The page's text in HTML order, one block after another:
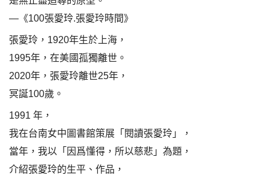
—《100張愛玲.張愛玲時間》
張愛玲，1920年生於上海，
1995年，在美國孤獨離世。
2020年，張愛玲離世25年，
冥誕100歲。
1991 年，
我在台南女中圖書館策展「閱讀張愛玲」，
當年，我以「因爲懂得，所以慈悲」為題，
介紹張愛玲的生平、作品，